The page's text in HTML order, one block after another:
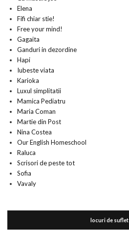
Elena
Fifi chiar stie!
Free your mind!
Gagaita
Ganduri in dezordine
Hapi
Iubeste viata
Karioka
Luxul simplitatii
Mamica Pediatru
Maria Coman
Martie din Post
Nina Costea
Our English Homeschool
Raluca
Scrisori de peste tot
Sofia
Vavaly
locuri de suflet